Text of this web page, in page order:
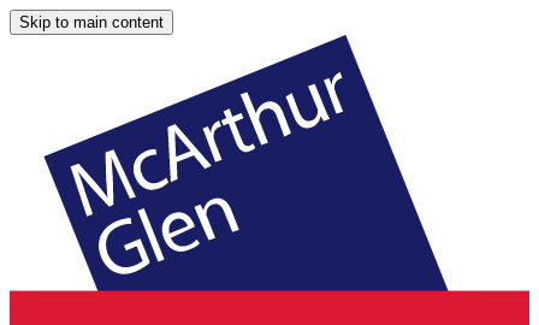
Skip to main content